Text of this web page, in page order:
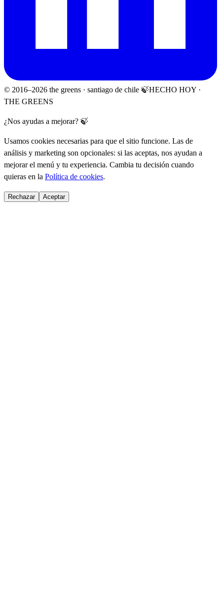
© 2016–2026 the greens · santiago de chile 🍃HECHO HOY ·
THE GREENS
¿Nos ayudas a mejorar? 🍃
Usamos cookies necesarias para que el sitio funcione. Las de
análisis y marketing son opcionales: si las aceptas, nos ayudan a
mejorar el menú y tu experiencia. Cambia tu decisión cuando
quieras en la Política de cookies.
Rechazar Aceptar